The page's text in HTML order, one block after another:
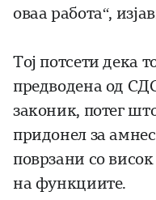
оваа работа“,
Тој потсети дека
предводена од
законик, потег
придонел за
поврзани со
на функциите.